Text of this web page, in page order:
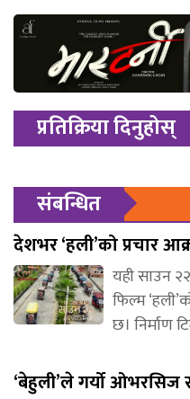
प्रतिक्रिया दिनुहोस्
संबन्धित
देशभर ‘हली’को प्रचार
यही साउन
फिल्म
छ। निर्माण
‘बेहुली’ले गर्यो ओभरसिज